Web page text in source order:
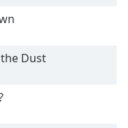
Dust